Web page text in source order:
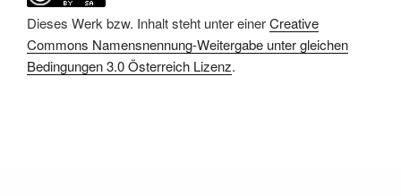
Dieses Werk bzw. Inhalt steht unter einerCreative
Commons Namensnennung-Weitergabe unter gleichen
Bedingungen 3.0 Österreich Lizenz.